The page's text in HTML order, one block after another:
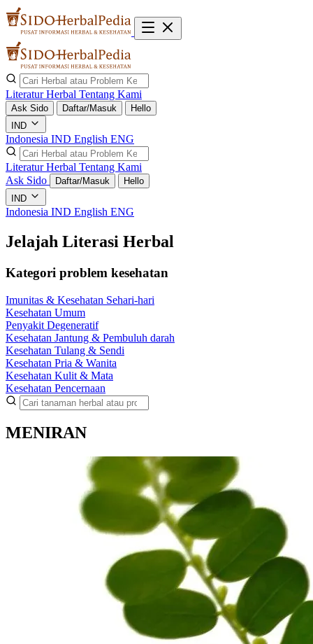
Literatur Herbal Tentang Kami
Ask Sido Daftar/Masuk
Hello
IND
Indonesia IND English ENG
Literatur Herbal Tentang Kami
Ask Sido
Daftar/Masuk
Hello
IND
Indonesia IND English ENG
Jelajah Literasi Herbal
Kategori problem kesehatan
Imunitas & Kesehatan Sehari-hari
Kesehatan Umum
Penyakit Degeneratif
Kesehatan Jantung & Pembuluh darah
Kesehatan Tulang & Sendi
Kesehatan Pria & Wanita
Kesehatan Kulit & Mata
Kesehatan Pencernaan
MENIRAN